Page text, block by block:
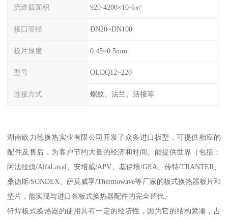
流道截面积 920-4200×10-6㎡
接口管径 DN20~DN100
板片厚度 0.45~0.5mm
型号 OLDQ12~220
连接方式 螺纹、法兰、活接等
湖南欧力德换热实业有限公司开发了众多进口板型，可提供相应的
配件及售后，为客户节约大量的经济和时间。能提供世界（包括：
阿法拉伐/AlfaLaval、安培威/APV、基伊埃/GEA、传特/TRANTER、
桑德斯/SONDEX、萨莫威孚/Thermowave等厂家的板式换热器板片和
垫片，能实现与进口各板式换热器配件的完全替代。
钎焊板式换热器的使用具有一定的经济性，因为它的结构紧凑，占